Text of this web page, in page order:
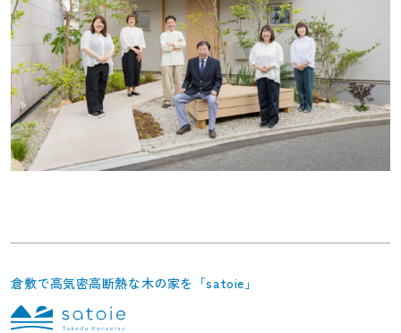
倉敷で高気密高断熱な木の家を「satoie」